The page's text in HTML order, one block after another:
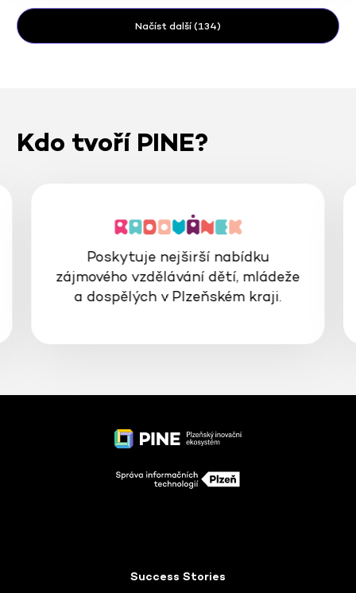
Načíst další (134)
Kdo tvoří PINE?
Interaktivní prostor, kde se můžete
bavit, vzdělávat a inspirovat světem
vědy a techniky.
Success Stories